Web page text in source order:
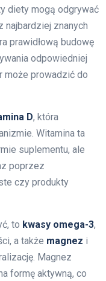
diety mogą odgrywać
najbardziej znanych
prawidłową budowę
odpowiedniej
może prowadzić do
D, która
Witamina ta
suplementu, ale
poprzez
czy produkty
to kwasy omega-3,
a także magnez i
Magnez
formę aktywną, co